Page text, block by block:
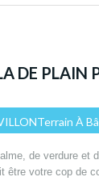
DE PLAIN
À
de verdure et
être votre cop de